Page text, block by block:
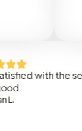
with the service